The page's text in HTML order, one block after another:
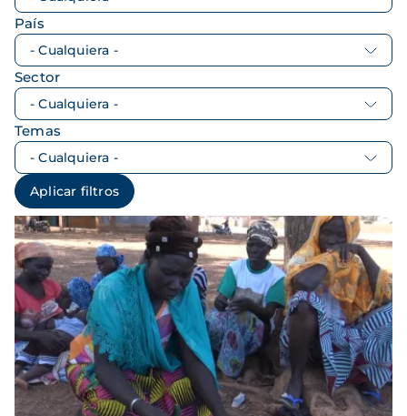
País
Sector
Temas